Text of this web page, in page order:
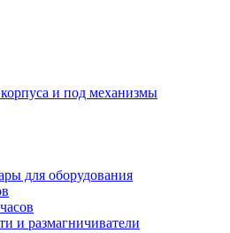
и под механизмы
для оборудования
и размагничиватели